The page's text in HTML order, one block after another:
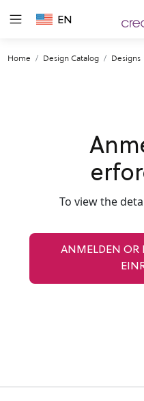
EN
Home Design Catalog Designs
To view the
ANMELDEN OR